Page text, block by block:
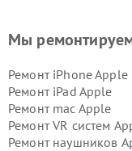
Мы
Ремонт iPhone Apple
Ремонт iPad Apple
Ремонт mac Apple
Ремонт VR систем
Ремонт наушников